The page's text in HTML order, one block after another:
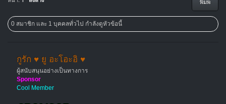
0 สมาชิก และ 1 บุคคลทั่วไป กำลังดูหัวข้อนี้
กูรัก ♥ ยู อะโอะอิ ♥
ผู้สนับสนุนอย่างเป็นทางการ
Sponsor
Cool Member